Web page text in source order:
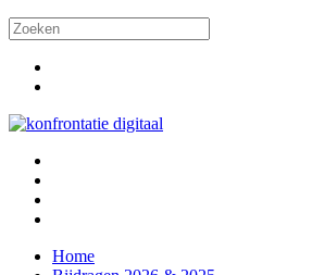
Home